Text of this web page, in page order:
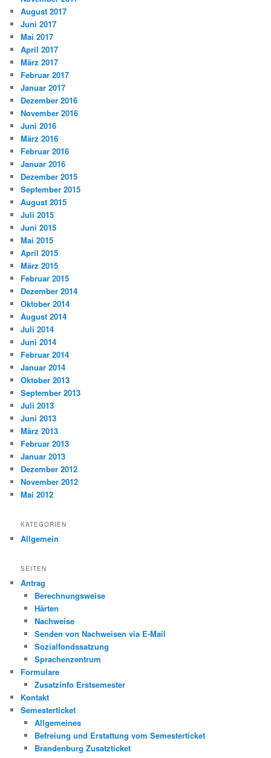
August 2017
Juni 2017
Mai 2017
April 2017
März 2017
Februar 2017
Januar 2017
Dezember 2016
November 2016
Juni 2016
März 2016
Februar 2016
Januar 2016
Dezember 2015
September 2015
August 2015
Juli 2015
Juni 2015
Mai 2015
April 2015
März 2015
Februar 2015
Dezember 2014
Oktober 2014
August 2014
Juli 2014
Juni 2014
Februar 2014
Januar 2014
Oktober 2013
September 2013
Juli 2013
Juni 2013
März 2013
Februar 2013
Januar 2013
Dezember 2012
November 2012
Mai 2012
KATEGORIEN
Allgemein
SEITEN
Antrag
Berechnungsweise
Härten
Nachweise
Senden von Nachweisen via E-Mail
Sozialfondssatzung
Sprachenzentrum
Formulare
Zusatzinfo Erstsemester
Kontakt
Semesterticket
Allgemeines
Befreiung und Erstattung vom Semesterticket
Brandenburg Zusatzticket